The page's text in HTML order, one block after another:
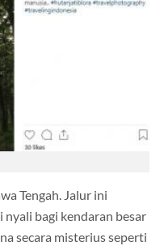
Tengah. Jalur ini
bagi kendaran besar
secara misterius seperti